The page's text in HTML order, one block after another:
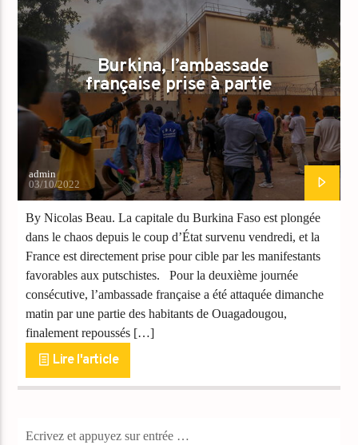
Burkina, l’ambassade
française prise à partie
admin
03/10/2022
By Nicolas Beau. La capitale du Burkina Faso est plongée
dans le chaos depuis le coup d’État survenu vendredi, et la
France est directement prise pour cible par les manifestants
favorables aux putschistes. Pour la deuxième journée
consécutive, l’ambassade française a été attaquée dimanche
matin par une partie des habitants de Ouagadougou,
finalement repoussés […]
Lire l'article